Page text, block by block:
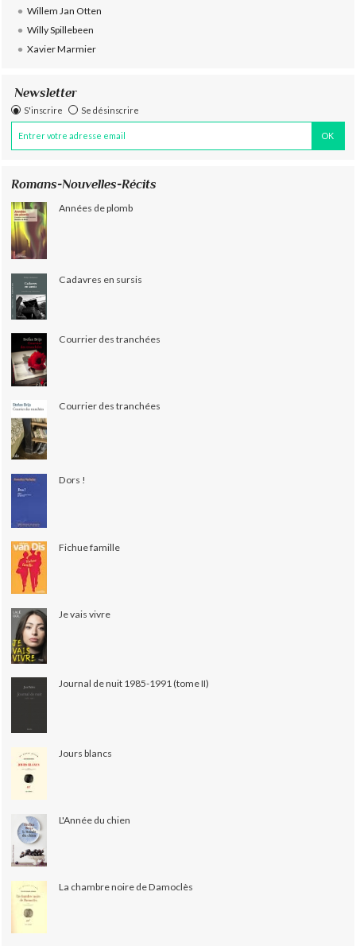
Willem Jan Otten
Willy Spillebeen
Xavier Marmier
Newsletter
S'inscrire Se désinscrire
Romans-Nouvelles-Récits
Années de plomb
Cadavres en sursis
Courrier des tranchées
Courrier des tranchées
Dors !
Fichue famille
Je vais vivre
Journal de nuit 1985-1991 (tome II)
Jours blancs
L'Année du chien
La chambre noire de Damoclès